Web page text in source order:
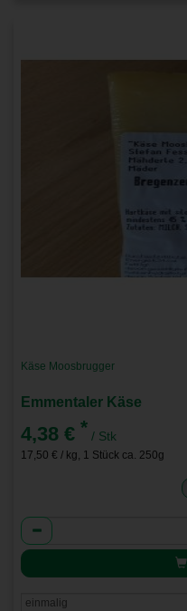
Käse Moosbrugger
Emmentaler Käse
4,38 € * / Stk
17,50 € / kg, 1 Stück ca. 250g
Anzahl